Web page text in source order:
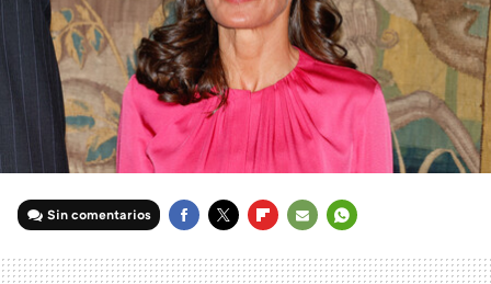
Sin comentarios
MAIL